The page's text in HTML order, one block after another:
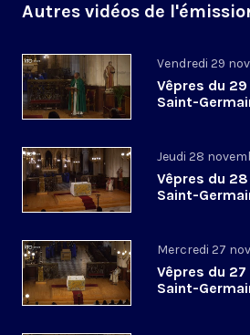
Autres vidéos de
Vendredi 29
Vêpres du
Saint-
Jeudi 28
Vêpres du
Saint-
Mercredi 27
Vêpres du
Saint-